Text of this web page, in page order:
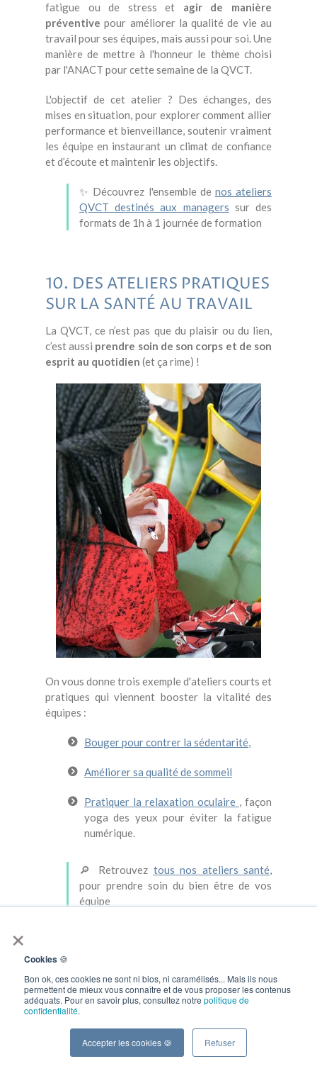
×
Cookies 🍪
Bon ok, ces cookies ne sont ni bios, ni caramélisés... Mais ils nous
permettent de mieux vous connaître et de vous proposer les contenus
adéquats. Pour en savoir plus, consultez notre politique de
confidentialité.
Accepter les cookies 🍪 Refuser
fatigue ou de stress et agir de manière
préventive pour améliorer la qualité de vie au
travail pour ses équipes, mais aussi pour soi. Une
manière de mettre à l'honneur le thème choisi
par l'ANACT pour cette semaine de la QVCT.
L'objectif de cet atelier ? Des échanges, des
mises en situation, pour explorer comment allier
performance et bienveillance, soutenir vraiment
les équipe en instaurant un climat de confiance
et d’écoute et maintenir les objectifs.
✨ Découvrez l'ensemble de nos ateliers
QVCT destinés aux managers sur des
formats de 1h à 1 journée de formation
10. DES ATELIERS PRATIQUES
SUR LA SANTÉ AU TRAVAIL
La QVCT, ce n’est pas que du plaisir ou du lien,
c’est aussi prendre soin de son corps et de son
esprit au quotidien (et ça rime) !
On vous donne trois exemple d'ateliers courts et
pratiques qui viennent booster la vitalité des
équipes :
Bouger pour contrer la sédentarité,
Améliorer sa qualité de sommeil
Pratiquer la relaxation oculaire , façon
yoga des yeux pour éviter la fatigue
numérique.
🔎 Retrouvez tous nos ateliers santé,
pour prendre soin du bien être de vos
équipe
prévenir les douleurs, la fatigue et le stress, et
de partager un moment collectif. Parce qu’une
équipe qui bouge, qui dort bien et qui garde ses
yeux en bonne santé, c’est une équipe qui